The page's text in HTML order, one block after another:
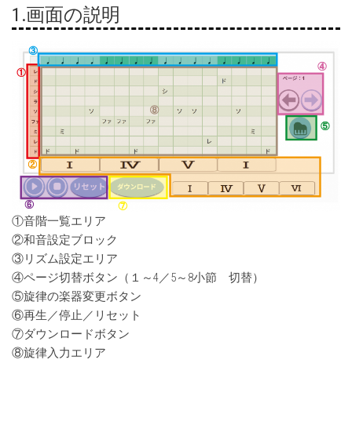
1.画面の説明
①音階一覧エリア
②和音設定ブロック
③リズム設定エリア
④ページ切替ボタン（１～4／5～8小節 切替）
⑤旋律の楽器変更ボタン
⑥再生／停止／リセット
⑦ダウンロードボタン
⑧旋律入力エリア